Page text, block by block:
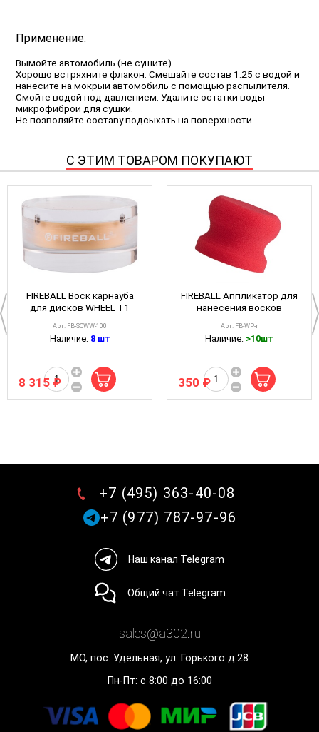
Применение:
Вымойте автомобиль (не сушите).
Хорошо встряхните флакон. Смешайте состав 1:25 с водой и
нанесите на мокрый автомобиль с помощью распылителя.
Смойте водой под давлением. Удалите остатки воды
микрофиброй для сушки.
Не позволяйте составу подсыхать на поверхности.
С ЭТИМ ТОВАРОМ ПОКУПАЮТ
FIREBALL Воск карнауба
для дисков WHEEL T1
Round) Show Car Wax
Арт. FB-SCWW-100
Наличие: 8 шт
8 315 ₽
FIREBALL Аппликатор для
нанесения восков
7x5,5см
Арт. FB-WP-r
Наличие: >10шт
350 ₽
МО, пос. Удельная, ул. Горького д.28
Пн-Пт: с 8:00 до 16:00
+7 (495) 363-40-08
+7 (977) 787-97-96
Наш канал Telegram
Общий чат Telegram
sales@a302.ru